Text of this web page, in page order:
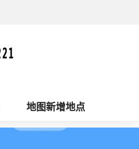
地图新增地点